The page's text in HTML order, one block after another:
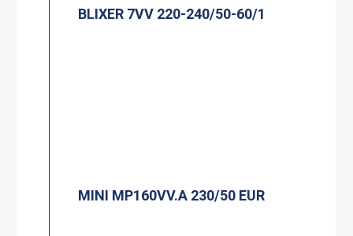
BLIXER 7VV 220-240/50-60/1
MINI MP160VV.A 230/50 EUR